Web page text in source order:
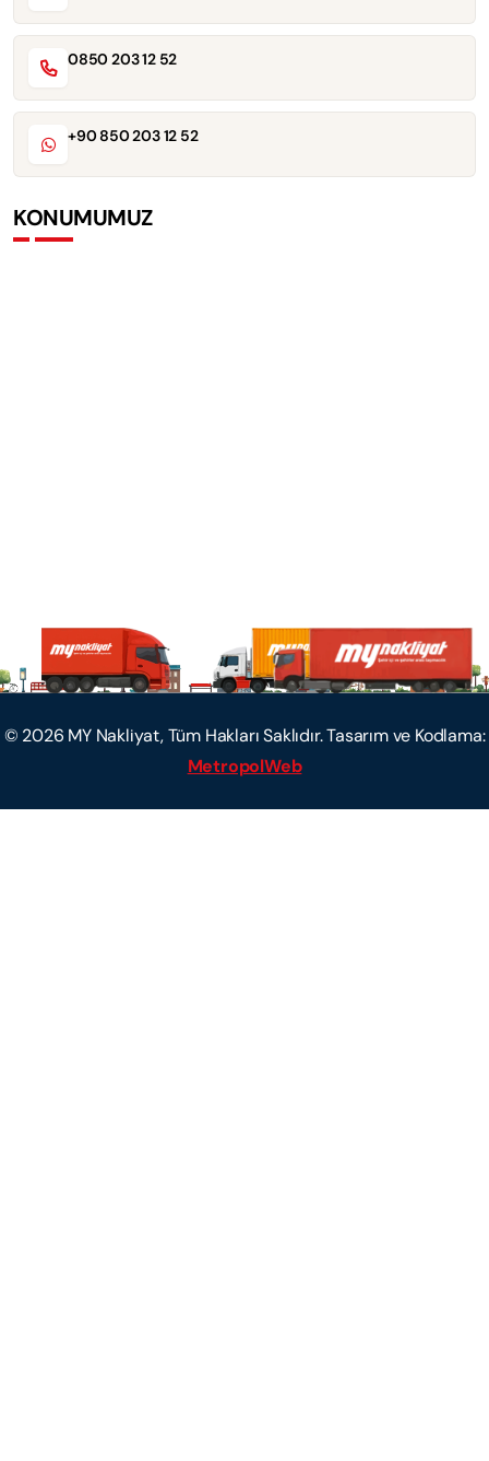
0850 203 12 52
+90 850 203 12 52
KONUMUMUZ
© 2026 MY Nakliyat, Tüm Hakları Saklıdır. Tasarım ve Kodlama:
MetropolWeb